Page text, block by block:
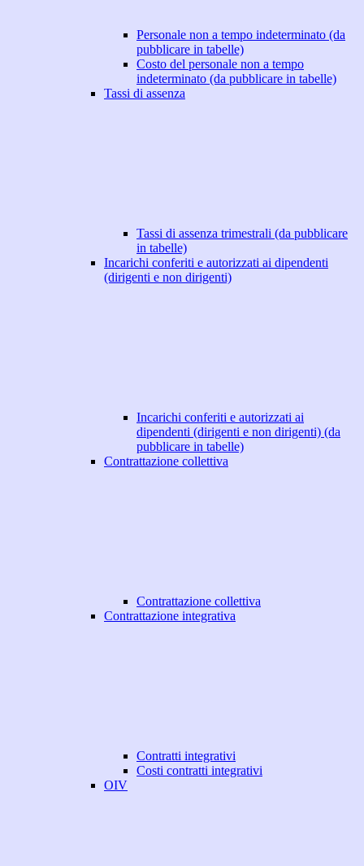
Personale non a tempo indeterminato (da
pubblicare in tabelle)
Costo del personale non a tempo
indeterminato (da pubblicare in tabelle)
Tassi di assenza
Tassi di assenza trimestrali (da pubblicare
in tabelle)
Incarichi conferiti e autorizzati ai dipendenti
(dirigenti e non dirigenti)
Incarichi conferiti e autorizzati ai
dipendenti (dirigenti e non dirigenti) (da
pubblicare in tabelle)
Contrattazione collettiva
Contrattazione collettiva
Contrattazione integrativa
Contratti integrativi
Costi contratti integrativi
OIV